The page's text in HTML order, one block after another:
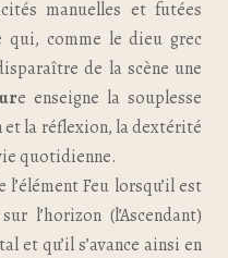
manuelles et futées
qui, comme le dieu grec
de la scène une
e enseigne la souplesse
et la réflexion, la dextérité
quotidienne.
Feu lorsqu’il est
l’horizon (l’Ascendant)
et qu’il s’avance ainsi en